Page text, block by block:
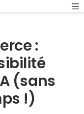
:
(sans
!)